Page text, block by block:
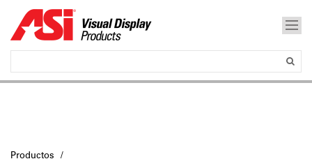
Productos